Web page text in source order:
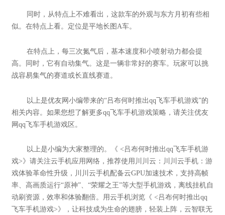
同时，从特点上不难看出，这款车的外观与东方月初有些相
似。在特点上看。定位是平地长图A车。
在特点上，每三次氮气后，基本速度和小喷射动力都会提
高。同时，它有自动集气。这是一辆非常好的赛车。玩家可以挑
战容易集气的赛道或长直线赛道。
以上是优友网小编带来的“吕布何时推出qq飞车手机游戏”的
相关内容。如果您想了解更多qq飞车手机游戏策略，请关注优友
网qq飞车手机游戏区。
以上是小编为大家整理的。《 <吕布何时推出qq飞车手机游
戏>》请关注云手机应用网络，推荐使用川川云：川川云手机：游
戏体验革命性升级，川川云手机配备云GPU加速技术，支持高帧
率、高画质运行“原神”、“荣耀之王”等大型手机游戏，离线挂机自
动刷资源，效率和体验翻倍。用云手机浏览《 <吕布何时推出qq
飞车手机游戏>》，让科技成为生命的翅膀，轻装上阵，云智联无